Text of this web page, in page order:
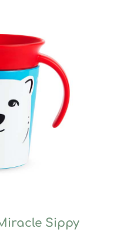
Sippy